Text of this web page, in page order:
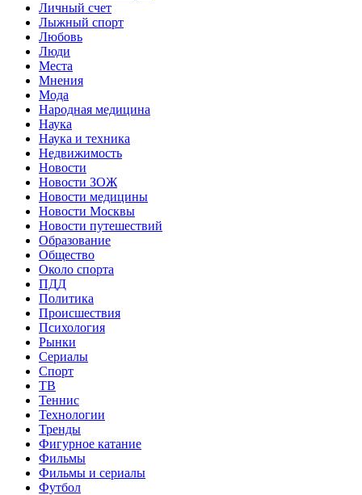
Личный счет
Лыжный спорт
Любовь
Люди
Места
Мнения
Мода
Народная медицина
Наука
Наука и техника
Недвижимость
Новости
Новости ЗОЖ
Новости медицины
Новости Москвы
Новости путешествий
Образование
Общество
Около спорта
ПДД
Политика
Происшествия
Психология
Рынки
Сериалы
Спорт
ТВ
Теннис
Технологии
Тренды
Фигурное катание
Фильмы
Фильмы и сериалы
Футбол